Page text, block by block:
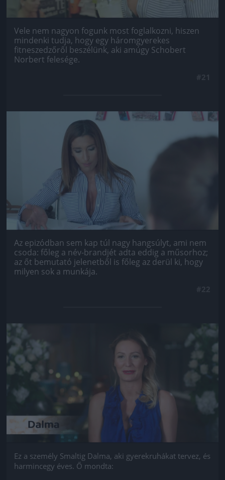
Vele nem nagyon fogunk most foglalkozni, hiszen
mindenki tudja, hogy egy háromgyerekes
fitneszedzőről beszélünk, aki amúgy Schobert
Norbert felesége.
Jön még kép!
Az epizódban sem kap túl nagy hangsúlyt, ami nem
csoda: főleg a név-brandjét adta eddig a műsorhoz;
az őt bemutató jelenetből is főleg az derül ki, hogy
milyen sok a munkája.
Jön még kép!
Ez a személy Smaltig Dalma, aki gyerekruhákat tervez, és
harmincegy éves. Ő mondta: